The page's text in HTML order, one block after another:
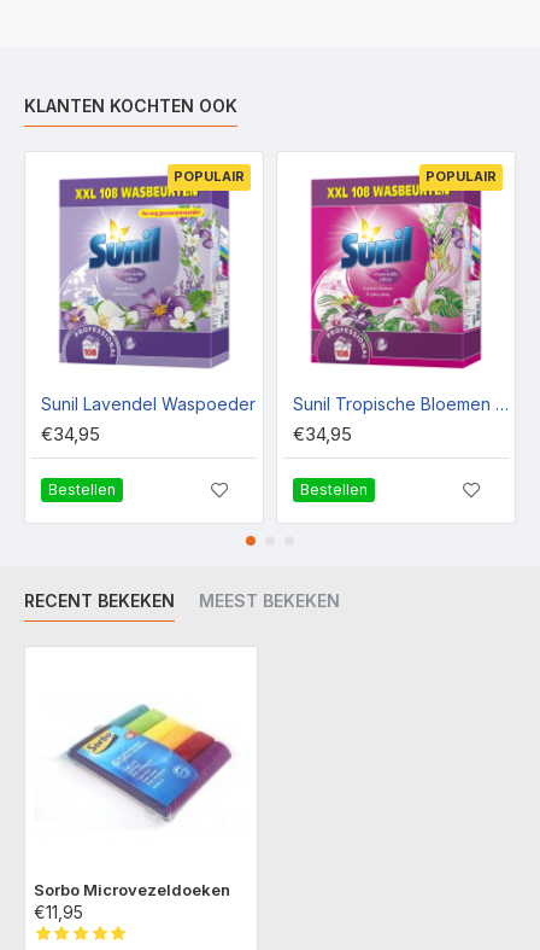
KLANTEN KOCHTEN OOK
POPULAIR
Sunil Lavendel Waspoeder
€34,95
Bestellen
POPULAIR
Sunil Tropische Bloemen en Ylang Ylang Waspoeder
€34,95
Bestellen
RECENT BEKEKEN MEEST BEKEKEN
Sorbo Microvezeldoeken
€11,95